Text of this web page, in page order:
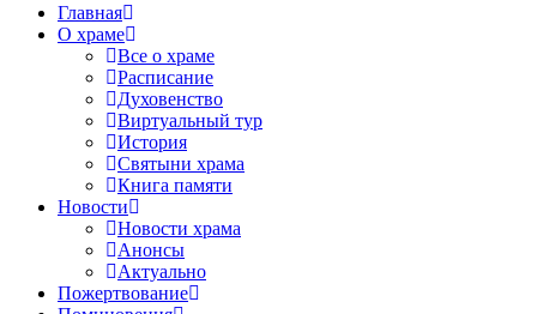
Главная
О храме
Все о храме
Расписание
Духовенство
Виртуальный тур
История
Святыни храма
Книга памяти
Новости
Новости храма
Анонсы
Актуально
Пожертвование